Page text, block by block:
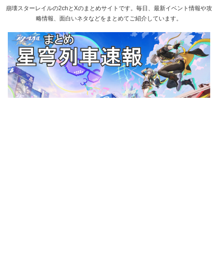
崩壊スターレイルの2chとXのまとめサイトです。毎日、最新イベント情報や攻
略情報、面白いネタなどをまとめてご紹介しています。